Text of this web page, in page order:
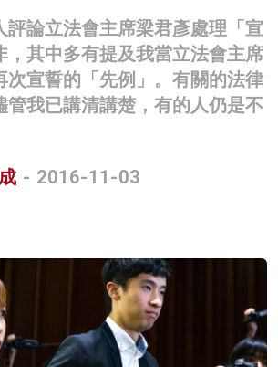
評論立法會主席梁君彥處理「宣
，其中多有提及我當立法會主席
次宣誓的「先例」。有關的法律
管我已講清講楚，有的人仍是不
- 2016-11-03